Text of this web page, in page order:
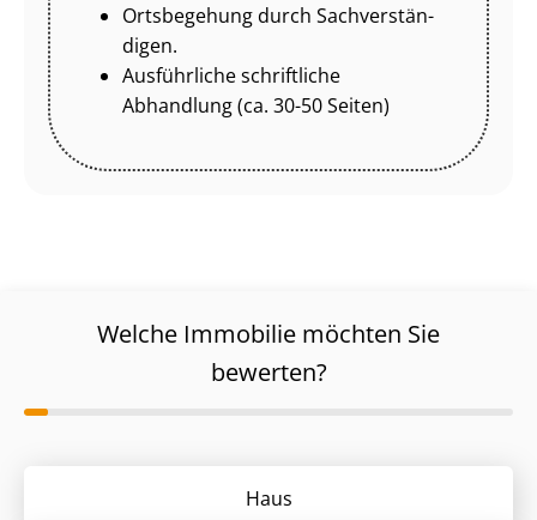
Ortsbegehung durch Sach­ver­stän­
di­gen.
Ausführliche schriftliche
Abhandlung (ca. 30-50 Seiten)
Welche Immobilie möchten Sie
bewerten?
Haus